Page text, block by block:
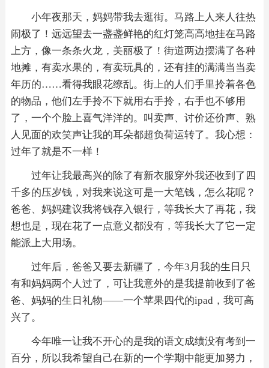
小年夜那天，妈妈带我去逛街。马路上人来人往热
闹极了！远远望去一盏盏鲜艳的红灯笼高高地挂在马路
上方，像一条条火龙，美丽极了！街道两边摆满了各种
地摊，有卖水果的，有卖玩具的，还有挂的满满当当卖
年历的……看得我眼花缭乱。街上的人们手里拎着各色
的物品，他们左手拎不下就用右手拎，右手也不够用
了，一个个脸上喜气洋洋的。叫卖声、讨价还价声、熟
人见面的欢笑声让我的耳朵都超负荷运转了。我心想：
过年了就是不一样！
过年让我最高兴的除了有新衣服穿外我还收到了四
千多的压岁钱，对我来说这可是一大笔钱，怎么花呢？
爸爸、妈妈建议我将钱存入银行，等我长大了再花，我
想也是，现在花了一点意义都没有，等我长大了它一定
能派上大用场。
过年后，爸爸又要去新疆了，今年3月我的生日只
有和妈妈两个人过了，可让我意外的是我提前收到了爸
爸、妈妈的生日礼物——一个苹果四代的ipad，我可高
兴了。
今年唯一让我不开心的是我的语文成绩没有考到一
百分，所以我希望自己在新的一个学期中能更加努力，